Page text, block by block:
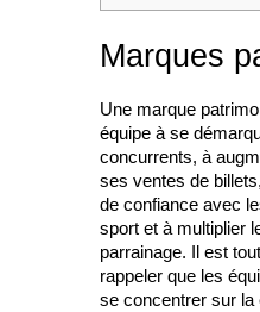
Marques
Une marque
équipe à se
concurrents, à
ses ventes de
de confiance avec
sport et à multiplier
parrainage. Il est
rappeler que les
se concentrer sur la